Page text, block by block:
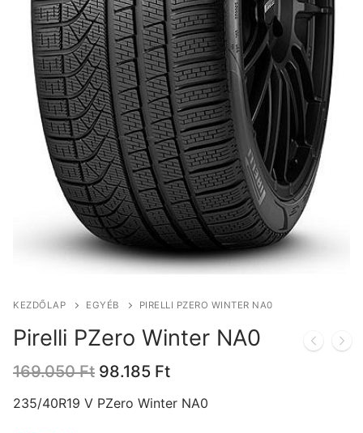
KEZDŐLAP EGYÉB PIRELLI PZERO WINTER NA0
Pirelli PZero Winter NA0
169.050Ft Original
was:
98.185 FtCurrent
is:
235/40R19 V PZero Winter NA0